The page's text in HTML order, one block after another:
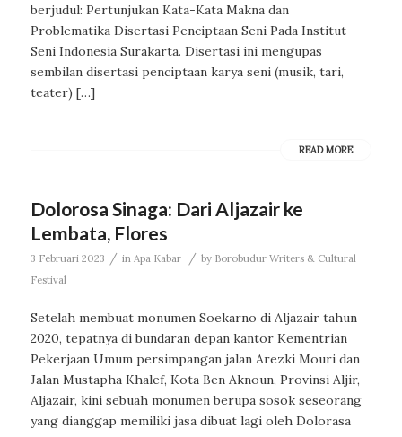
berjudul: Pertunjukan Kata-Kata Makna dan
Problematika Disertasi Penciptaan Seni Pada Institut
Seni Indonesia Surakarta. Disertasi ini mengupas
sembilan disertasi penciptaan karya seni (musik, tari,
teater) […]
READ MORE
Dolorosa Sinaga: Dari Aljazair ke
Lembata, Flores
3 Februari 2023 / in Apa Kabar / by Borobudur Writers & Cultural
Festival
Setelah membuat monumen Soekarno di Aljazair tahun
2020, tepatnya di bundaran depan kantor Kementrian
Pekerjaan Umum persimpangan jalan Arezki Mouri dan
Jalan Mustapha Khalef, Kota Ben Aknoun, Provinsi Aljir,
Aljazair, kini sebuah monumen berupa sosok seseorang
yang dianggap memiliki jasa dibuat lagi oleh Dolorasa